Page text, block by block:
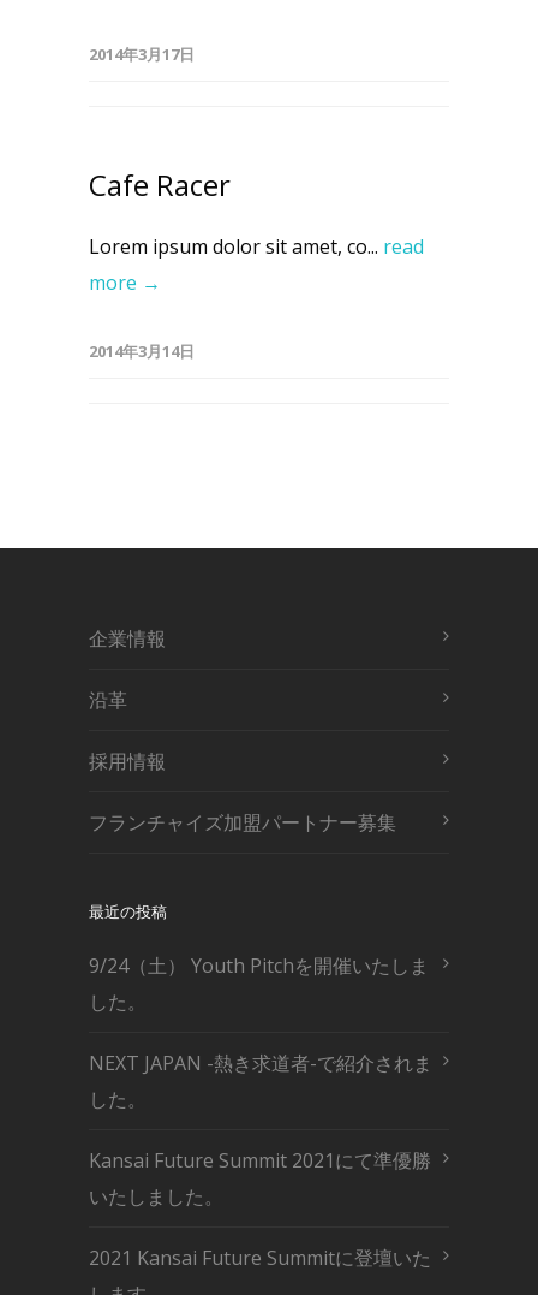
2014年3月17日
Cafe Racer
Lorem ipsum dolor sit amet, co... read
more →
2014年3月14日
企業情報
沿革
採用情報
フランチャイズ加盟パートナー募集
最近の投稿
9/24（土） Youth Pitchを開催いたしま
した。
NEXT JAPAN -熱き求道者-で紹介されま
した。
Kansai Future Summit 2021にて準優勝
いたしました。
2021 Kansai Future Summitに登壇いた